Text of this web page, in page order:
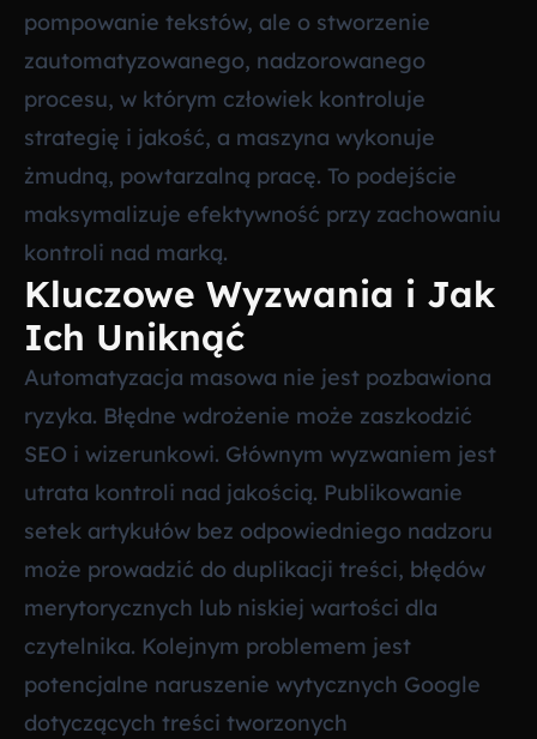
pompowanie tekstów, ale o stworzenie
zautomatyzowanego, nadzorowanego
procesu, w którym człowiek kontroluje
strategię i jakość, a maszyna wykonuje
żmudną, powtarzalną pracę. To podejście
maksymalizuje efektywność przy zachowaniu
kontroli nad marką.
Kluczowe Wyzwania i Jak
Ich Uniknąć
Automatyzacja masowa nie jest pozbawiona
ryzyka. Błędne wdrożenie może zaszkodzić
SEO i wizerunkowi. Głównym wyzwaniem jest
utrata kontroli nad jakością. Publikowanie
setek artykułów bez odpowiedniego nadzoru
może prowadzić do duplikacji treści, błędów
merytorycznych lub niskiej wartości dla
czytelnika. Kolejnym problemem jest
potencjalne naruszenie wytycznych Google
dotyczących treści tworzonych